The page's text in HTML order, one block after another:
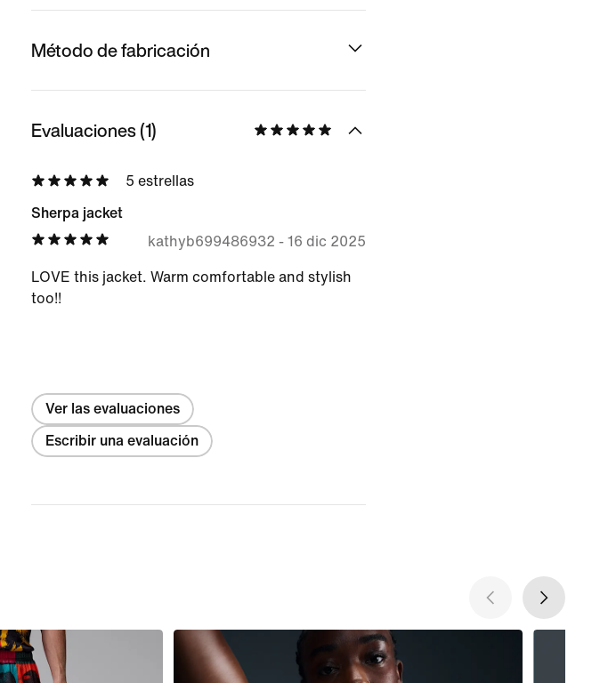
Método de fabricación
Evaluaciones (1)
5 estrellas
Sherpa jacket
kathyb699486932 - 16 dic 2025
LOVE this jacket. Warm comfortable and stylish
too!!
Ver las evaluaciones
Escribir una evaluación